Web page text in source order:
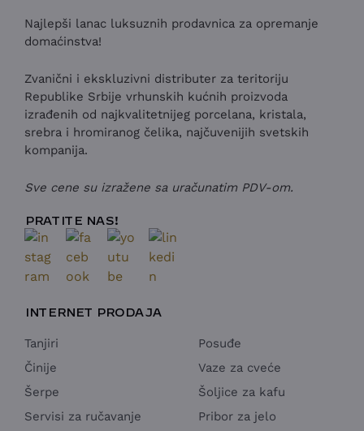
Najlepši lanac luksuznih prodavnica za opremanje
domaćinstva!
Zvanični i ekskluzivni distributer za teritoriju
Republike Srbije vrhunskih kućnih proizvoda
izrađenih od najkvalitetnijeg porcelana, kristala,
srebra i hromiranog čelika, najčuvenijih svetskih
kompanija.
Sve cene su izražene sa uračunatim PDV-om.
PRATITE NAS!
INTERNET PRODAJA
Tanjiri
Činije
Šerpe
Servisi za ručavanje
Posuđe
Vaze za cveće
Šoljice za kafu
Pribor za jelo